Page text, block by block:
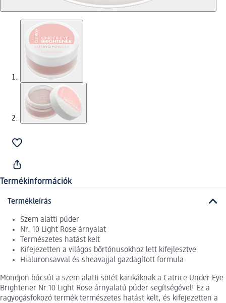
Termékinformációk
Termékleírás
Szem alatti púder
Nr. 10 Light Rose árnyalat
Természetes hatást kelt
Kifejezetten a világos bőrtónusokhoz lett kifejlesztve
Hialuronsavval és sheavajjal gazdagított formula
Mondjon búcsút a szem alatti sötét karikáknak a Catrice Under Eye
Brightener Nr.10 Light Rose árnyalatú púder segítségével! Ez a
ragyogásfokozó termék természetes hatást kelt, és kifejezetten a